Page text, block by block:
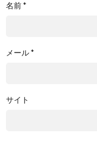
名前*
メール*
サイト